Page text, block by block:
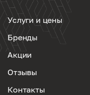
Услуги и цены
Бренды
Акции
Отзывы
Контакты